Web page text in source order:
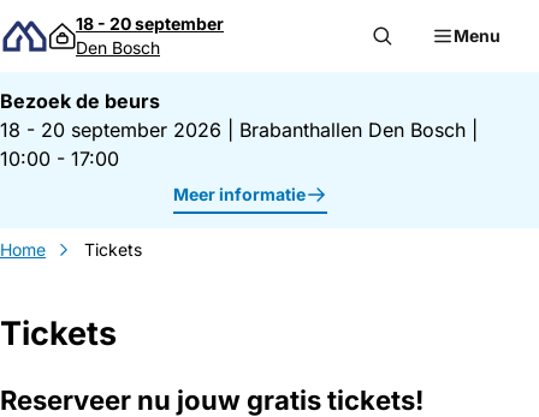
Direct naar inhoud
18 - 20 september
Den Bosch
Menu
Bezoek de beurs
18 - 20 september 2026
Brabanthallen Den Bosch
10:00 - 17:00
Meer informatie
Home Tickets
Tickets
Reserveer nu jouw gratis tickets!